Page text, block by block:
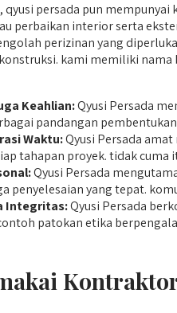
qyusi persada pun
perbaikan interior serta
perizinan yang
kami memiliki nama
Keahlian:Qyusi Persada
pandangan
Waktu:Qyusi Persada
tahapan proyek. tidak cuma
Qyusi Persada
penyelesaian yang tepat.
Integritas:Qyusi Persada
patokan etika